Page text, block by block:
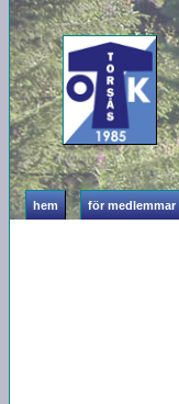
hem för medlemmar